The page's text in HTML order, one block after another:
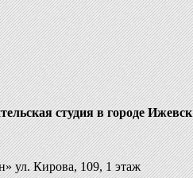
студия в городе Ижевск
ул. Кирова, 109, 1 этаж